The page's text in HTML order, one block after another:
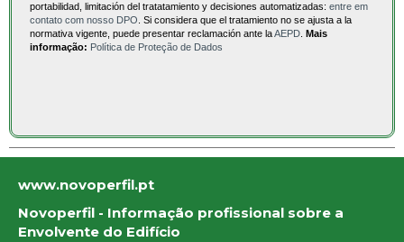
portabilidad, limitación del tratatamiento y decisiones automatizadas: entre em
contato com nosso DPO . Si considera que el tratamiento no se ajusta a la
normativa vigente, puede presentar reclamación ante laAEPD Mais
informação: Política de Proteção de Dados
www.novoperfil.pt
Novoperfil - Informação profissional sobre a
Envolvente do Edifício